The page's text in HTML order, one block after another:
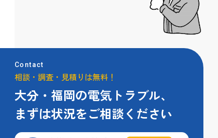
Contact
相談・調査・見積りは無料！
大分・福岡の電気トラブル、
まずは状況をご相談ください